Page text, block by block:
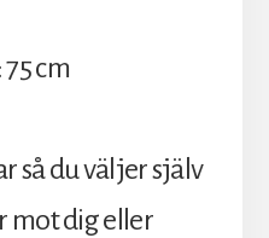
cm
så du väljer själv
mot dig eller